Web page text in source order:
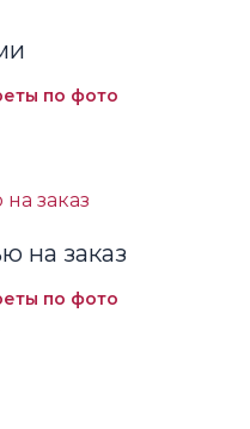
по фото
на заказ
по фото